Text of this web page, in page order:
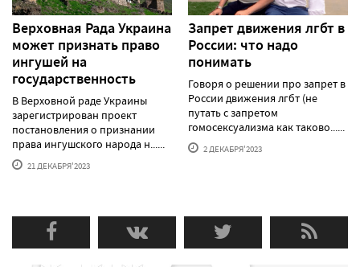
Верховная Рада Украина
может признать право
ингушей на
государственность
В Верховной раде Украины
зарегистрирован проект
постановления о признании
права ингушского народа н......
21 ДЕКАБРЯ'2023
Запрет движения лгбт в
России: что надо
понимать
Говоря о решении про запрет в
России движения лгбт (не
путать с запретом
гомосексуализма как таково......
2 ДЕКАБРЯ'2023